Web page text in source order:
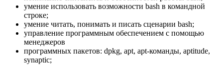
умение использовать возможности bash в командной
строке;
умение читать, понимать и писать сценарии bash;
управление программным обеспечением с помощью
менеджеров
программных пакетов: dpkg, apt, apt-команды, aptitude,
synaptic;